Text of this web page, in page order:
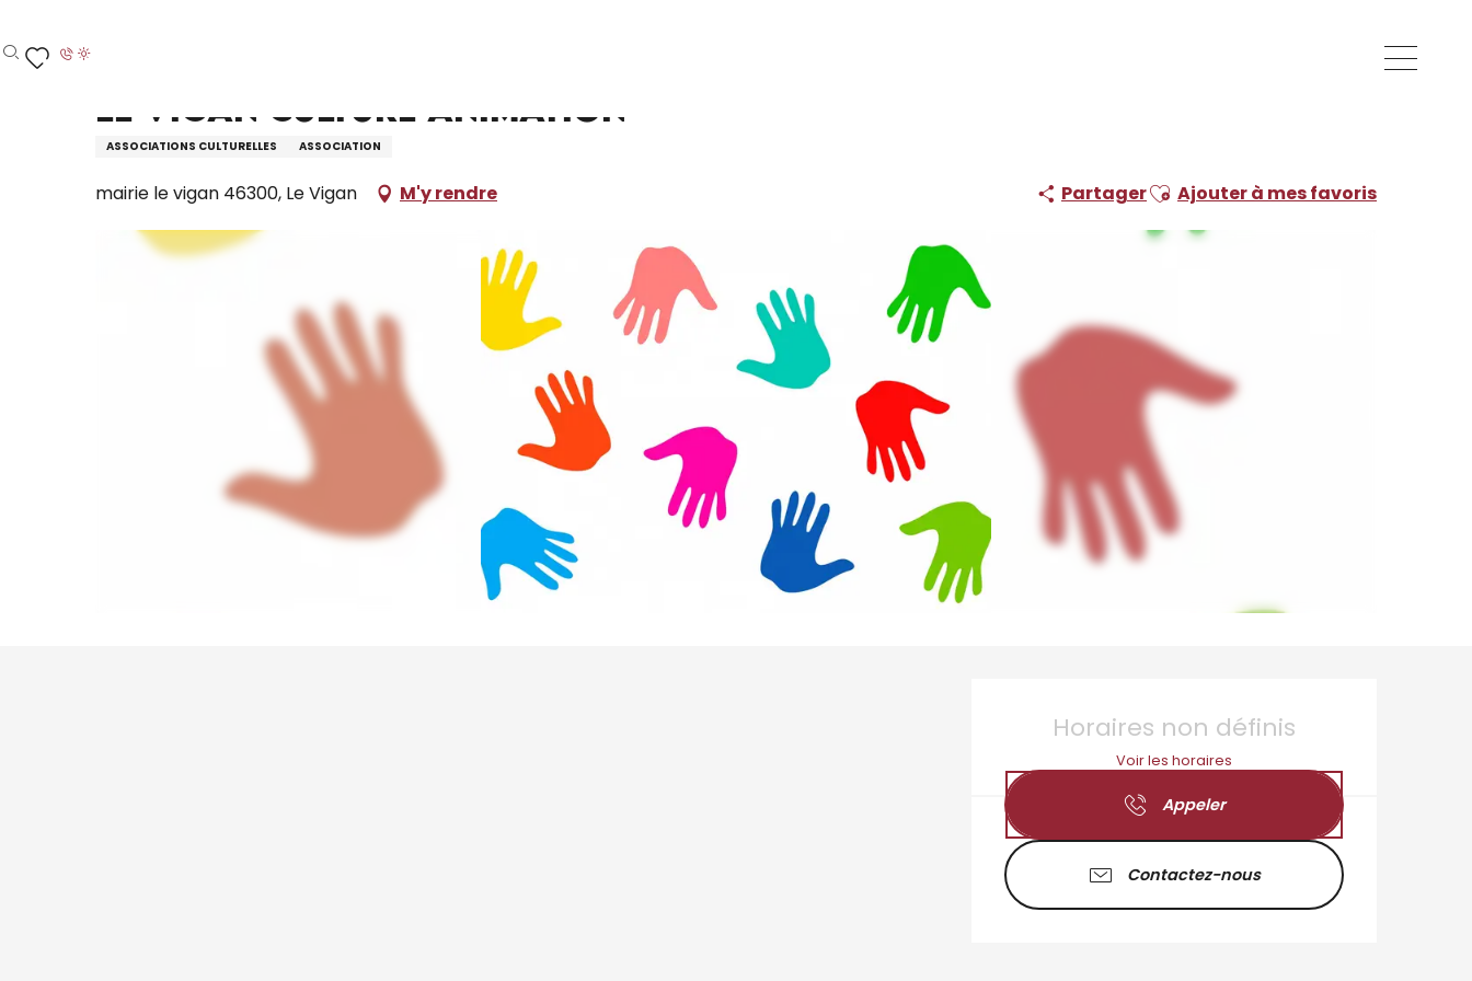
au
contenu
Recherche
Le Vigan Culture Animation
ASSOCIATIONS CULTURELLES ASSOCIATION
mairie le vigan 46300, Le Vigan M'y rendre PartagerAjouter aux favoris
Ajouter à mes favoris
Ouverture et
Horaires non définis
Voir les horaires
Appeler
Contactez-nous